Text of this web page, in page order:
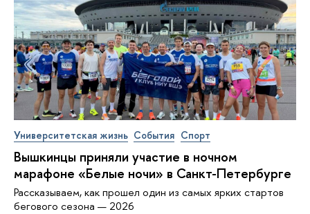
Университетская жизнь События Спорт
Вышкинцы приняли участие в ночном
марафоне «Белые ночи» в Санкт-Петербурге
Рассказываем, как прошел один из самых ярких стартов
бегового сезона — 2026